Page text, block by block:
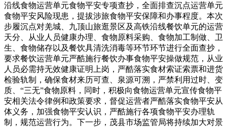
沿线食物运营单元食物平安专项查抄，全面排查沉点运营单元
食物平安风险现患，提拔涉旅食物平安保障和办事程度。本次
步履沉点对羌城、九顶山旅逛景区及高铁沿线餐饮单元的运营
天分、从业人员健康办理、食物原料采购、食物加工制做、卫
生、食物储存以及餐饮具清洗消毒等环节环节进行全面查抄，
要求餐饮运营单元严酷施行餐饮办事食物平安操做规范，从业
人员必需持无效健康证明上岗，严酷落实食材索证索票和进货
检验轨制，确保食材来历可查、泉源可溯，严禁利用过时、变
质、“三无”食物原料，同时，积极向食物运营单元宣传食物平
安相关法令律例和政策要求，督促运营者严酷落实食物平安从
体义务，加强食物平安认识，严酷施行各项食物平安办理轨
制，规范运营行为。下一步，茂县市场监管局将持续加大对景